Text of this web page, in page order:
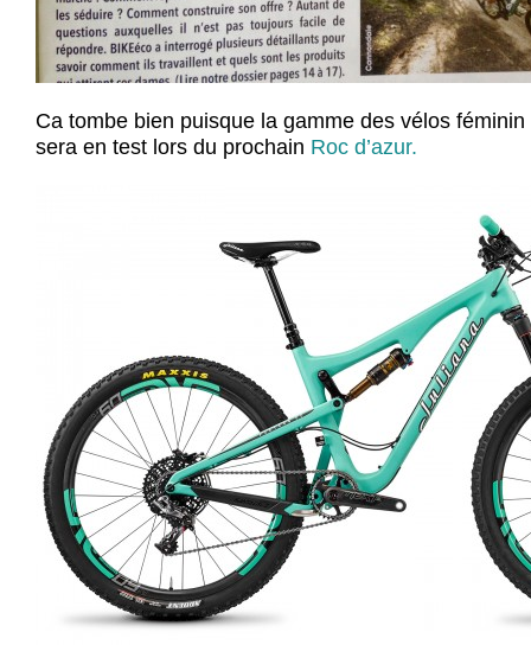
Ca tombe bien puisque la gamme des vélos féminin
sera en test lors du prochain Roc d’azur.